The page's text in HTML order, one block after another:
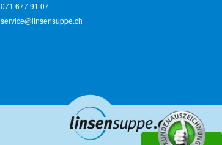
071 677 91 07
service@linsensuppe.ch